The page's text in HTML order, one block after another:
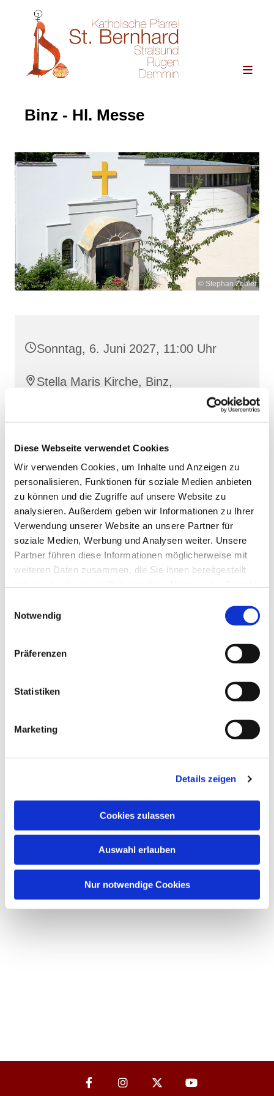
Diese Webseite verwendet Cookies
Wir verwenden Cookies, um Inhalte und Anzeigen zu
personalisieren, Funktionen für soziale Medien anbieten
zu können und die Zugriffe auf unsere Website zu
analysieren. Außerdem geben wir Informationen zu Ihrer
Verwendung unserer Website an unsere Partner für
soziale Medien, Werbung und Analysen weiter. Unsere
Partner führen diese Informationen möglicherweise mit
weiteren Daten zusammen, die Sie ihnen bereitgestellt
Notwendig
Präferenzen
Statistiken
Marketing
Details zeigen
Cookies zulassen
Auswahl erlauben
Nur notwendige Cookies
Binz - Hl. Messe
© Stephan Zobler
Sonntag, 6. Juni 2027, 11:00 Uhr
Stella Maris Kirche, Binz,